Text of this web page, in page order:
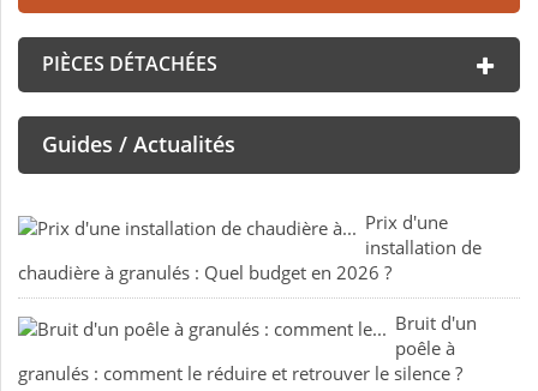
PIÈCES DÉTACHÉES
Guides / Actualités
Prix d'une
installation de
chaudière à granulés : Quel budget en 2026 ?
Bruit d'un
poêle à
granulés : comment le réduire et retrouver le silence ?